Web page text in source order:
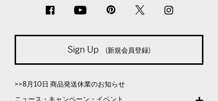
Sign Up (新規会員登録)
>>8月10日 商品発送休業のお知らせ
ニュース・キャンペーン・イベント